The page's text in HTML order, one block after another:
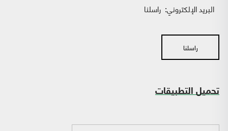
البريد الإلكتروني: راسلنا
راسلنا
تحميل التطبيقات